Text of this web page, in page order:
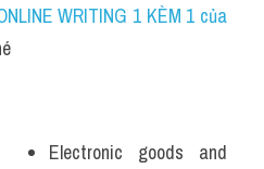
WRITING 1 KÈM 1 của
Electronic goods and